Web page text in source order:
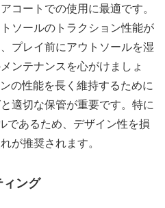
コートでの使用に最適です。
ソールのトラクション性能が
プレイ前にアウトソールを湿
ンテナンスを心がけましょ
の性能を長く維持するために
適切な保管が重要です。特に
であるため、デザイン性を損
が推奨されます。
ィング